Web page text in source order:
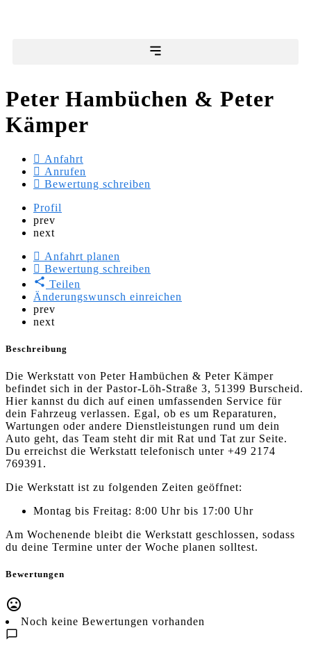
Peter Hambüchen & Peter
Kämper
Anfahrt
Anrufen
Bewertung schreiben
Profil
prev
next
Anfahrt planen
Bewertung schreiben
Teilen
Änderungswunsch einreichen
prev
next
Beschreibung
Die Werkstatt von Peter Hambüchen & Peter Kämper
befindet sich in der Pastor-Löh-Straße 3, 51399 Burscheid.
Hier kannst du dich auf einen umfassenden Service für
dein Fahrzeug verlassen. Egal, ob es um Reparaturen,
Wartungen oder andere Dienstleistungen rund um dein
Auto geht, das Team steht dir mit Rat und Tat zur Seite.
Du erreichst die Werkstatt telefonisch unter +49 2174
769391.
Die Werkstatt ist zu folgenden Zeiten geöffnet:
Montag bis Freitag: 8:00 Uhr bis 17:00 Uhr
Am Wochenende bleibt die Werkstatt geschlossen, sodass
du deine Termine unter der Woche planen solltest.
Bewertungen
Noch keine Bewertungen vorhanden